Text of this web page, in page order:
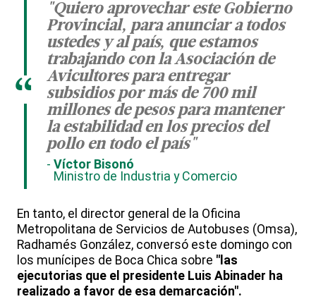
"Quiero aprovechar este Gobierno
Provincial, para anunciar a todos
ustedes y al país, que estamos
trabajando con la Asociación de
Avicultores para entregar
subsidios por más de 700 mil
millones de pesos para mantener
la estabilidad en los precios del
pollo en todo el país"
Víctor Bisonó
Ministro de Industria y Comercio
“
En tanto, el director general de la Oficina
Metropolitana de Servicios de Autobuses (Omsa),
Radhamés González, conversó este domingo con
los munícipes de Boca Chica sobre "las
ejecutorias que el presidente Luis Abinader ha
realizado a favor de esa demarcación".